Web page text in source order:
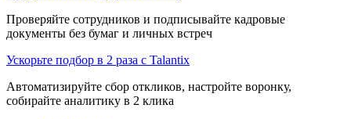
Проверяйте сотрудников и подписывайте кадровые
документы без бумаг и личных встреч
Ускорьте подбор в 2 раза с Talantix
Автоматизируйте сбор откликов, настройте воронку,
собирайте аналитику в 2 клика